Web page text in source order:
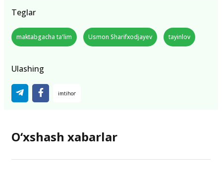
Teglar
maktabgacha ta'lim Usmon Sharifxodjayev tayinlov
Ulashing
O‘xshash xabarlar